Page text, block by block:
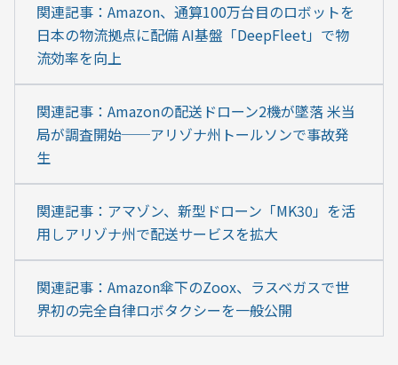
関連記事：Amazon、通算100万台目のロボットを
日本の物流拠点に配備 AI基盤「DeepFleet」で物
流効率を向上
関連記事：Amazonの配送ドローン2機が墜落 米当
局が調査開始──アリゾナ州トールソンで事故発
生
関連記事：アマゾン、新型ドローン「MK30」を活
用しアリゾナ州で配送サービスを拡大
関連記事：Amazon傘下のZoox、ラスベガスで世
界初の完全自律ロボタクシーを一般公開